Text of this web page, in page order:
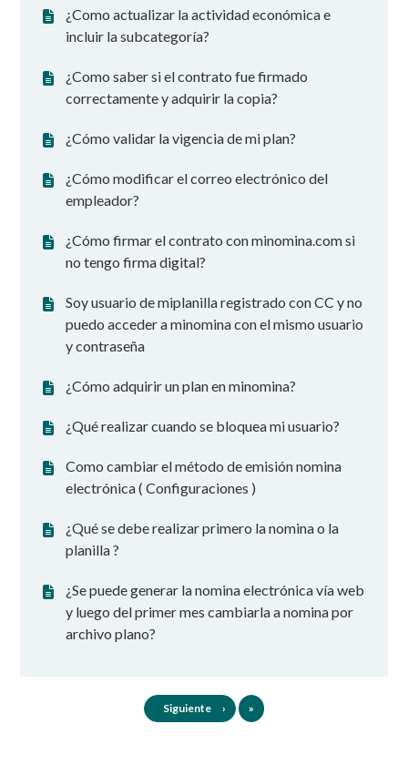
¿Como actualizar la actividad económica e
incluir la subcategoría?
¿Como saber si el contrato fue firmado
correctamente y adquirir la copia?
¿Cómo validar la vigencia de mi plan?
¿Cómo modificar el correo electrónico del
empleador?
¿Cómo firmar el contrato con minomina.com si
no tengo firma digital?
Soy usuario de miplanilla registrado con CC y no
puedo acceder a minomina con el mismo usuario
y contraseña
¿Cómo adquirir un plan en minomina?
¿Qué realizar cuando se bloquea mi usuario?
Como cambiar el método de emisión nomina
electrónica ( Configuraciones )
¿Qué se debe realizar primero la nomina o la
planilla ?
¿Se puede generar la nomina electrónica vía web
y luego del primer mes cambiarla a nomina por
archivo plano?
Siguiente › Último
»